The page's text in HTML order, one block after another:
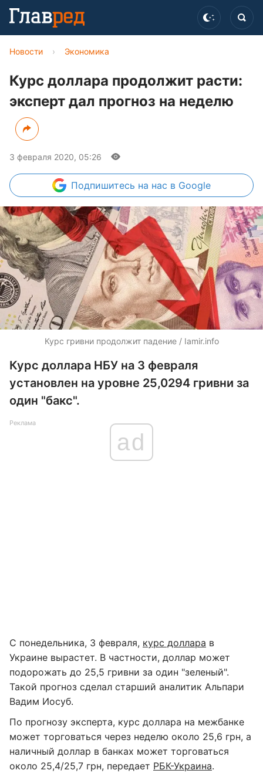
Новости › Экономика
Курс доллара продолжит расти:
эксперт дал прогноз на неделю
3 февраля 2020, 05:26
Подпишитесь на нас в Google
Курс гривни продолжит падение / Iamir.info
Курс доллара НБУ на 3 февраля
установлен на уровне 25,0294 гривни за
один "бакс".
Реклама
ad
С понедельника, 3 февраля, курс доллара в
Украине вырастет. В частности, доллар может
подорожать до 25,5 гривни за один "зеленый".
Такой прогноз сделал старший аналитик Альпари
Вадим Иосуб.
По прогнозу эксперта, курс доллара на межбанке
может торговаться через неделю около 25,6 грн, а
наличный доллар в банках может торговаться
около 25,4/25,7 грн, передает РБК-Украина.